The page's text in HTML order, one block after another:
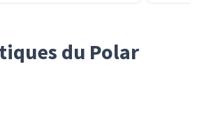
du Polar